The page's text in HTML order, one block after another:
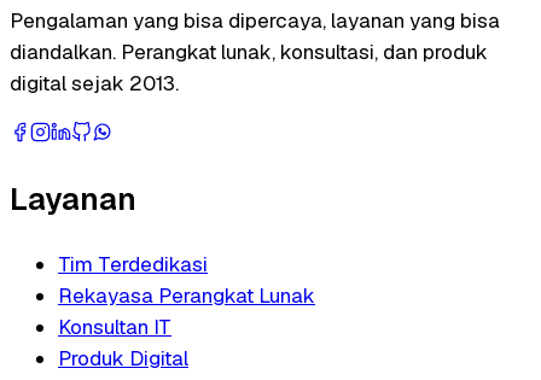
Pengalaman yang bisa dipercaya, layanan yang bisa
diandalkan. Perangkat lunak, konsultasi, dan produk
digital sejak 2013.
Layanan
Tim Terdedikasi
Rekayasa Perangkat Lunak
Konsultan IT
Produk Digital